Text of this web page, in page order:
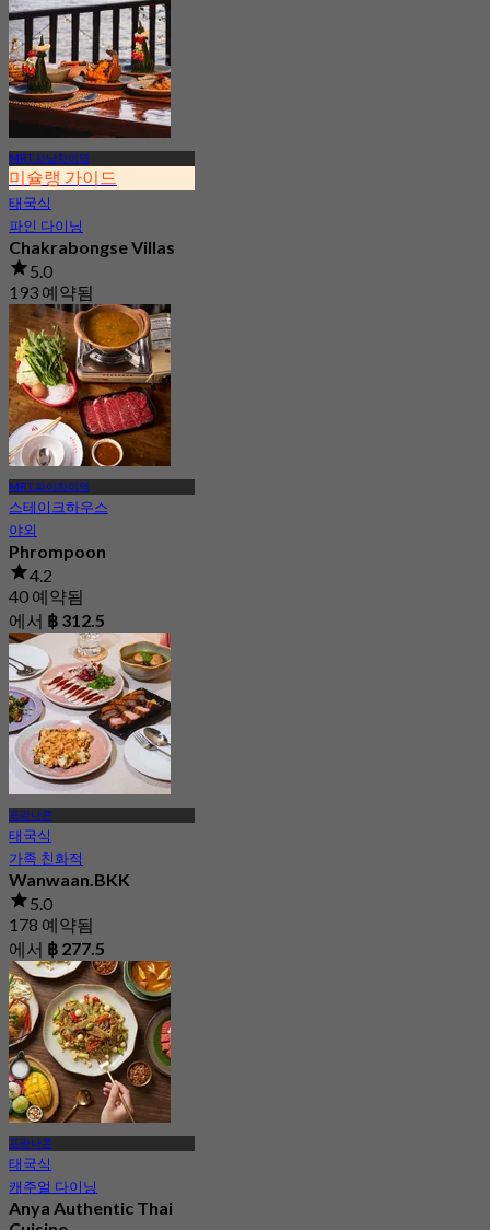
MRT 사남차이역
미슐랭 가이드
태국식
파인 다이닝
Chakrabongse Villas
5.0
193 예약됨
에서฿ 399.5
MRT 파이차이역
스테이크하우스
야외
Phrompoon
4.2
40 예약됨
에서 ฿ 312.5
프라나콘
태국식
가족 친화적
Wanwaan.BKK
5.0
178 예약됨
에서 ฿ 277.5
프라나콘
태국식
캐주얼 다이닝
Anya Authentic Thai